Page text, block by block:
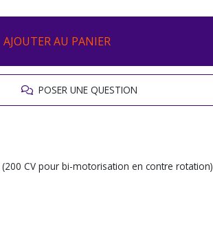
AJOUTER AU PANIER
POSER UNE QUESTION
CV pour bi-motorisation en contre rotation)